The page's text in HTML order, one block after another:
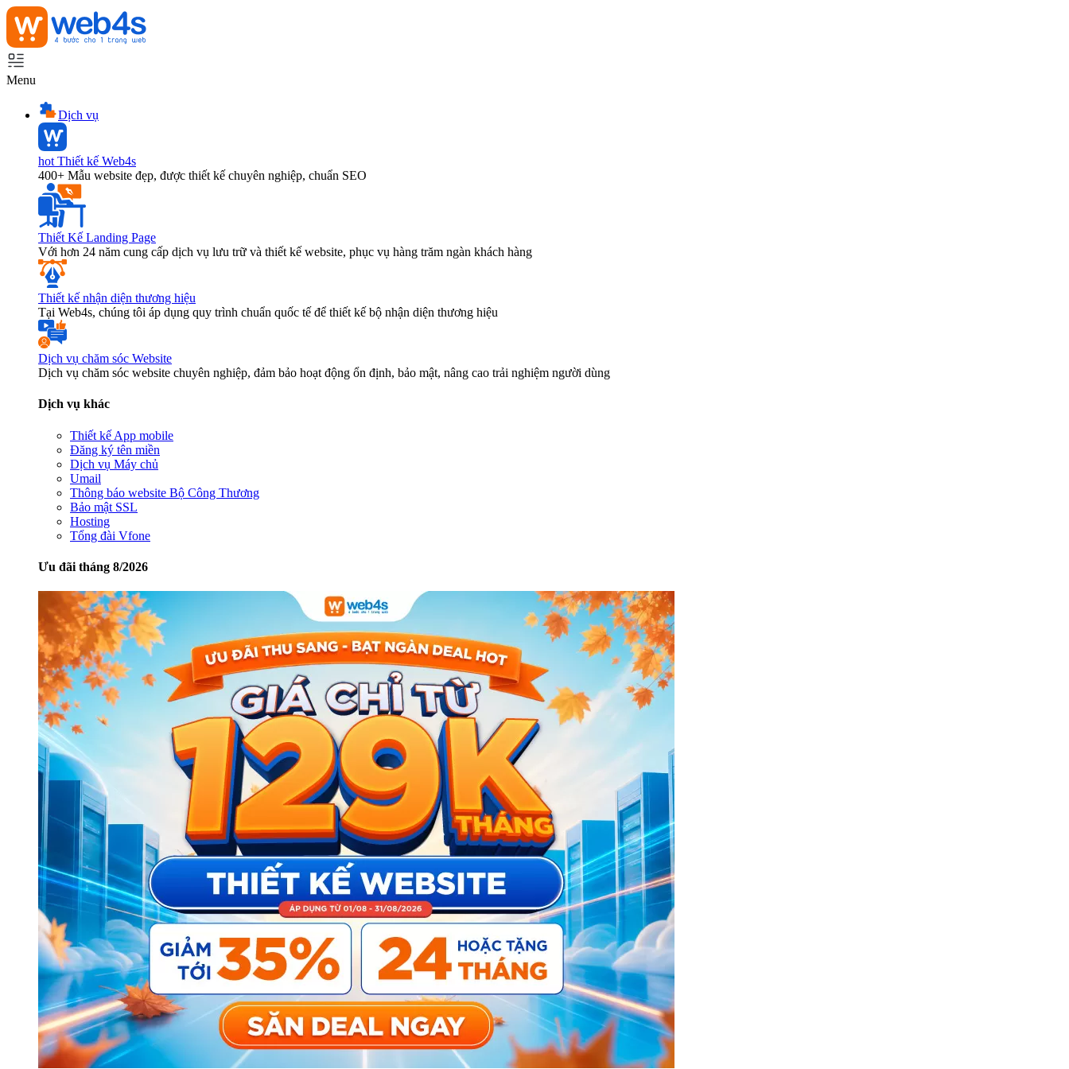
Menu
Dịch vụ
hot Thiết kế Web4s
400+ Mẫu website đẹp, được thiết kế chuyên nghiệp, chuẩn SEO
Thiết Kế Landing Page
Với hơn 24 năm cung cấp dịch vụ lưu trữ và thiết kế website, phục vụ hàng trăm ngàn khách hàng
Thiết kế nhận diện thương hiệu
Tại Web4s, chúng tôi áp dụng quy trình chuẩn quốc tế để thiết kế bộ nhận diện thương hiệu
Dịch vụ chăm sóc Website
Dịch vụ chăm sóc website chuyên nghiệp, đảm bảo hoạt động ổn định, bảo mật, nâng cao trải nghiệm người dùng
Dịch vụ khác
Thiết kế App mobile
Đăng ký tên miền
Dịch vụ Máy chủ
Umail
Thông báo website Bộ Công Thương
Bảo mật SSL
Hosting
Tổng đài Vfone
Ưu đãi tháng 8/2026